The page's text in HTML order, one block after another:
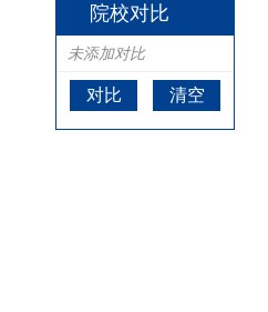
院校对比
未添加对比
对比 清空